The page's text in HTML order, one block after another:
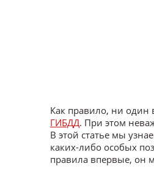
Как правило, ни один
ГИБДД. При этом
В этой статье мы
каких-либо особых
правила впервые, он